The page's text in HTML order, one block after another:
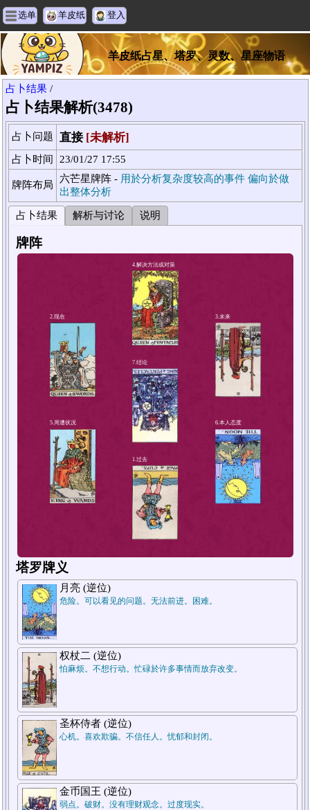
选单 羊皮纸 登入
羊皮纸占星、塔罗、灵数、星座物语
占卜结果 /
占卜结果解析(3478)
占卜问题 直接 [未解析]
占卜时间 23/01/27 17:55
牌阵布局
六芒星牌阵 - 用於分析复杂度较高的事件 偏向於做
出整体分析
占卜结果 解析与讨论 说明
牌阵
2.现在
4.解决方法或对策
5.周遭状况
塔罗牌义
月亮 (逆位)
危险。可以看见的问题。无法前进。困难。
权杖二 (逆位)
怕麻烦。不想行动。忙碌於许多事情而放弃改变。
圣杯侍者 (逆位)
心机。喜欢欺骗。不信任人。忧郁和封闭。
金币国王 (逆位)
弱点。破财。没有理财观念。过度现实。